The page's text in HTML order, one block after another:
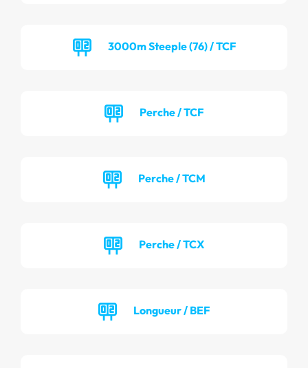
3000m Steeple (76) / TCF
Perche / TCF
Perche / TCM
Perche / TCX
Longueur / BEF